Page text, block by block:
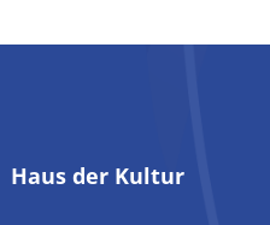
Haus der Kultur